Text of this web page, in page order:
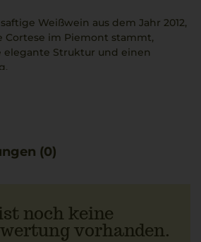
Weißwein aus dem Jahr 2012,
Cortese im Piemont stammt,
elegante Struktur und einen
und Tiefe verleiht ihm
(0)
noch keine
vorhanden.